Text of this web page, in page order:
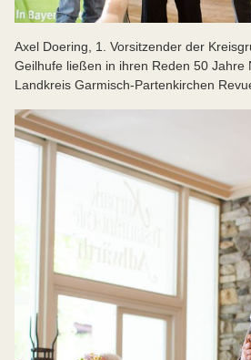
Axel Doering, 1. Vorsitzender der
Geilhufe ließen in ihren Reden 50 Jahre
Landkreis Garmisch-Partenkirchen